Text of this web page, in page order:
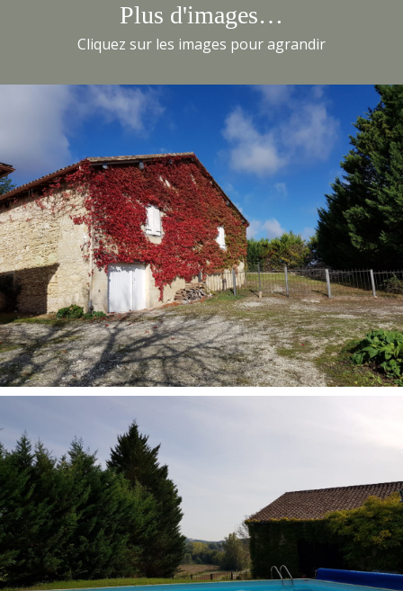
Plus d'images…
Cliquez sur les images pour agrandir